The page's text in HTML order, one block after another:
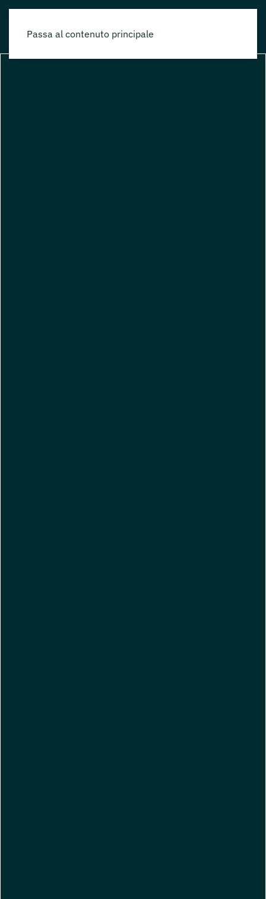
Passa al contenuto principale